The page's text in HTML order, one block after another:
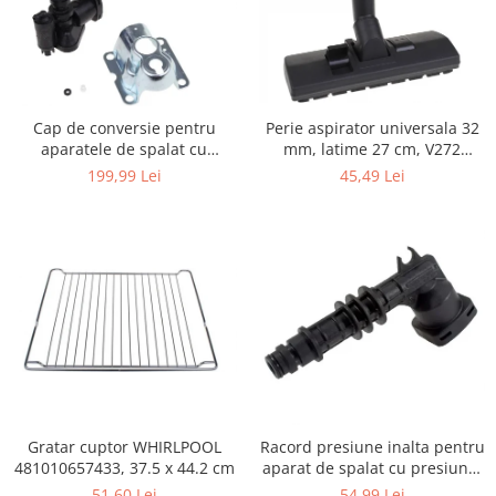
Igiena si ingrijire
Jucarii si Jocuri
Petshop
Accesorii animale de companie
Acvaristica
Castroane si adapatori animale
companie
Zgarzi, lese si hamuri
PC, Periferice & Software
Componente PC
Consumabile
Periferice PC
Cap de conversie pentru
aparatele de spalat cu
presiune KARCHER K
199,99 Lei
Perie aspirator universala 32
mm, latime 27 cm, V272
ECONOMY
45,49 Lei
Gratar cuptor WHIRLPOOL
481010657433, 37.5 x 44.2 cm
Racord presiune inalta pentru
aparat de spalat cu presiune,
KARCHER 9.013-355.0, K4/K5